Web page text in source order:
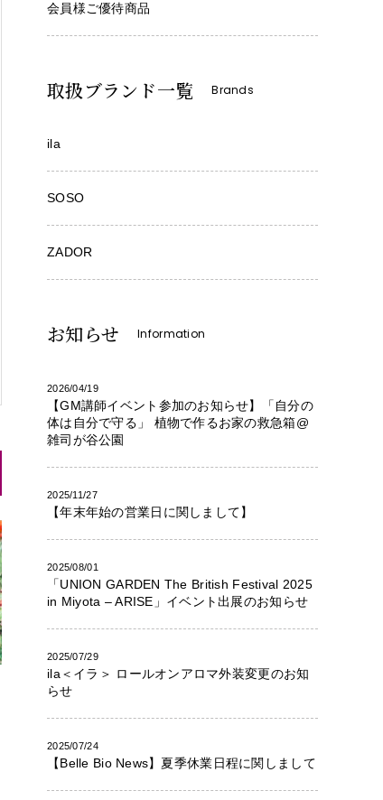
会員様ご優待商品
取扱ブランド一覧 Brands
ila
SOSO
ZADOR
お知らせ Information
2026/04/19
【GM講師イベント参加のお知らせ】「自分の
体は自分で守る」 植物で作るお家の救急箱@
雑司が谷公園
2025/11/27
【年末年始の営業日に関しまして】
2025/08/01
「UNION GARDEN The British Festival 2025
in Miyota – ARISE」イベント出展のお知らせ
2025/07/29
ila＜イラ＞ ロールオンアロマ外装変更のお知
らせ
2025/07/24
【Belle Bio News】夏季休業日程に関しまして